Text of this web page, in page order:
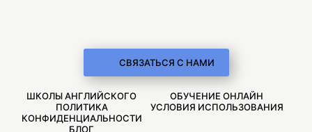
СВЯЗАТЬСЯ С НАМИ
ШКОЛЫ АНГЛИЙСКОГО
ОБУЧЕНИЕ ОНЛАЙН
ПОЛИТИКА
КОНФИДЕНЦИАЛЬНОСТИ
УСЛОВИЯ ИСПОЛЬЗОВАНИЯ
БЛОГ